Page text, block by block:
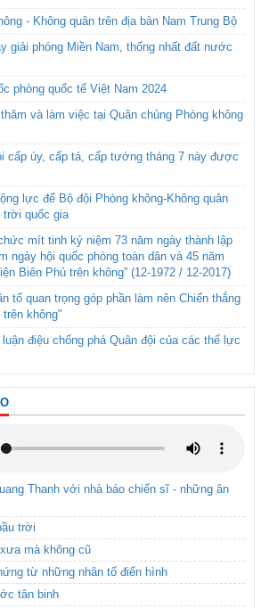
- Không quân trên địa bàn Nam Trung Bộ
giải phóng Miền Nam, thống nhất đất nước
phòng quốc tế Việt Nam 2024
và làm việc tại Quân chủng Phòng không
cấp úy, cấp tá, cấp tướng tháng 7 này được
lực để Bộ đội Phòng không-Không quân
trời quốc gia
mít tinh kỷ niệm 73 năm ngày thành lập
ngày hội quốc phòng toàn dân và 45 năm
Biên Phủ trên không” (12-1972 / 12-2017)
tố quan trọng góp phần làm nên Chiến thắng
không"
điệu chống phá Quân đội của các thế lực
Thanh với nhà báo chiến sĩ - những ân
trời
mà không cũ
từ những nhân tố điển hình
tân binh